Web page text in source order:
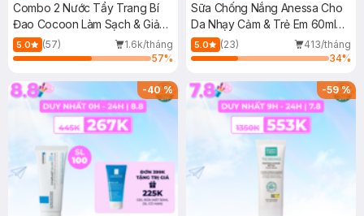
Combo 2 Nước Tẩy Trang Bí
Đao Cocoon Làm Sạch & Giảm
Dầu 500ml
5.0 (57)
1.6k/tháng
57%
Sữa Chống Nắng Anessa Cho
Da Nhạy Cảm & Trẻ Em 60ml
(Mới)
5.0 (23)
413/tháng
34%
-40% -59%